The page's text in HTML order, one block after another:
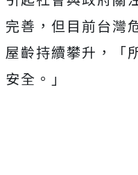
完善，但目前台灣
屋齡持續攀升，「
安全。」